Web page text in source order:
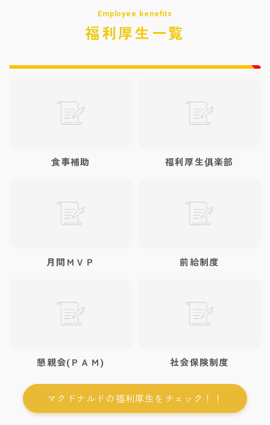
Employee benefits
福利厚生一覧
食事補助 福利厚生俱楽部
月間ＭＶＰ 前給制度
懇親会(ＰＡＭ) 社会保険制度
マクドナルドの福利厚生をチェック！！